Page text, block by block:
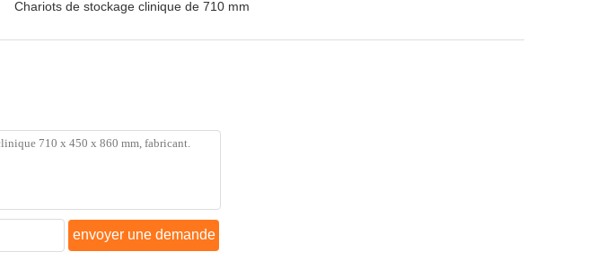
Chariots de stockage clinique de 710 mm
envoyer une demande